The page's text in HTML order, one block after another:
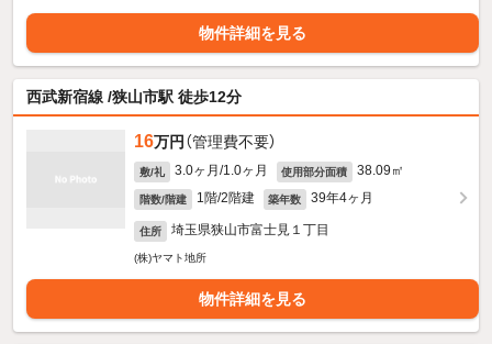
物件詳細を見る
西武新宿線 /狭山市駅 徒歩12分
16万円 （管理費不要）
敷/礼 3.0ヶ月/1.0ヶ月 使用部分面積 38.09㎡
階数/階建 1階/2階建 築年数 39年4ヶ月
住所 埼玉県狭山市富士見１丁目
(株)ヤマト地所
物件詳細を見る